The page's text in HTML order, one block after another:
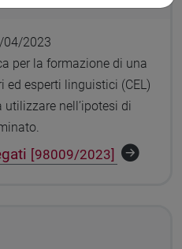
04/2023
per la formazione di una
esperti linguistici (CEL)
nell’ipotesi di
[98009/2023]